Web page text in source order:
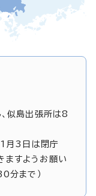
似島出張所は8
月3日は閉庁
ますようお願い
分まで）